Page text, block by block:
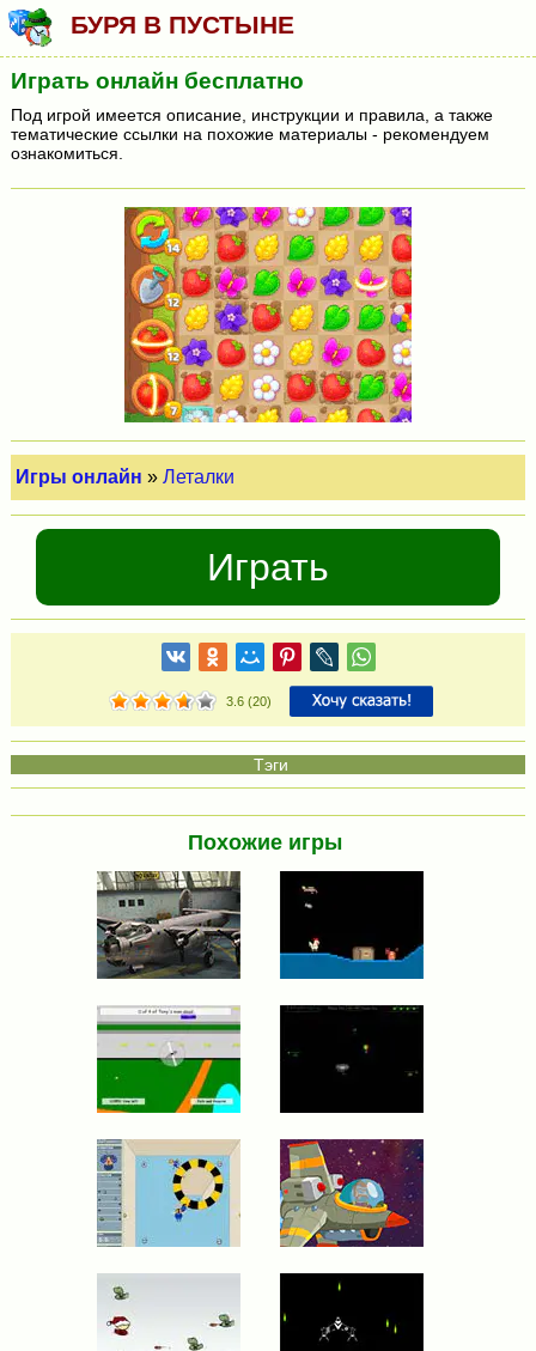
БУРЯ В ПУСТЫНЕ
Играть онлайн бесплатно
Под игрой имеется описание, инструкции и правила, а также
тематические ссылки на похожие материалы - рекомендуем
ознакомиться.
Игры онлайн »Леталки
Играть
3.6(20)
Похожие игры